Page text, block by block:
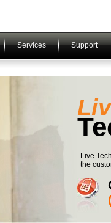
Services Support
Live
the